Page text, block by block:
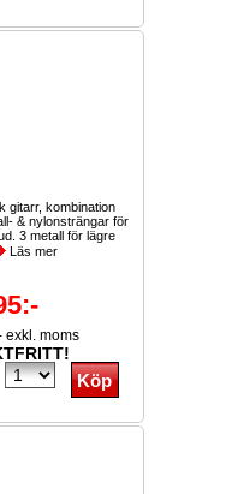
gitarr, kombination
& nylonsträngar för
3 metall för lägre
Läs mer
exkl. moms